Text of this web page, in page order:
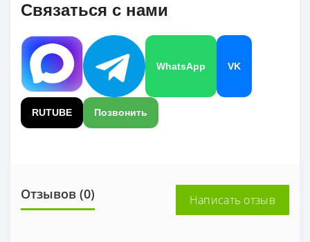
Связаться с нами
WhatsApp VK
RUTUBE Позвонить
Отзывов (0) Написать отзыв